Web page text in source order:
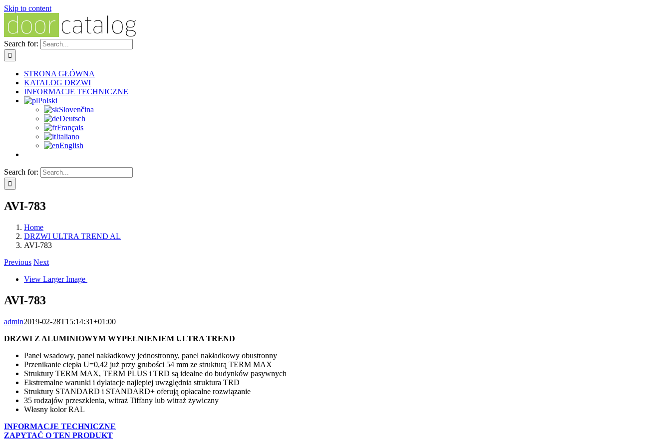
Skip to content
Search for:
STRONA GŁÓWNA
KATALOG DRZWI
INFORMACJE TECHNICZNE
Polski
Slovenčina
Deutsch
Français
Italiano
English
Search for:
AVI-783
Home
DRZWI ULTRA TREND AL
AVI-783
Previous Next
View Larger Image
AVI-783
admin2019-02-28T15:14:31+01:00
DRZWI Z ALUMINIOWYM WYPEŁNIENIEM ULTRA TREND
Panel wsadowy, panel nakładkowy jednostronny, panel nakładkowy obustronny
Przenikanie ciepła U=0,42 już przy grubości 54 mm ze strukturą TERM MAX
Struktury TERM MAX, TERM PLUS i TRD są idealne do budynków pasywnych
Ekstremalne warunki i dylatacje najlepiej uwzględnia struktura TRD
Struktury STANDARD i STANDARD+ oferują opłacalne rozwiązanie
35 rodzajów przeszklenia, witraż Tiffany lub witraż żywiczny
Własny kolor RAL
INFORMACJE TECHNICZNE
ZAPYTAĆ O TEN PRODUKT